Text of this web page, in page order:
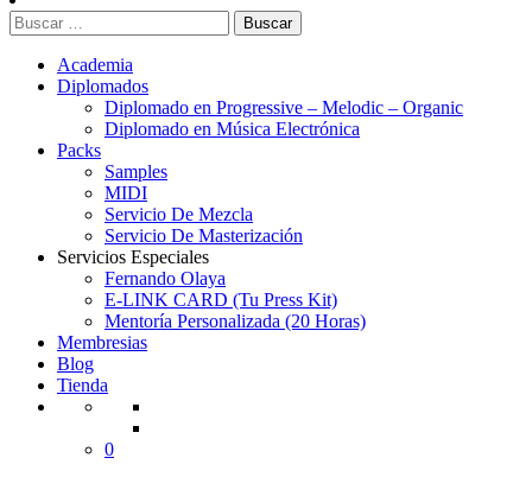
Buscar:
Academia
Diplomados
Diplomado en Progressive – Melodic – Organic
Diplomado en Música Electrónica
Packs
Samples
MIDI
Servicio De Mezcla
Servicio De Masterización
Servicios Especiales
Fernando Olaya
E-LINK CARD (Tu Press Kit)
Mentoría Personalizada (20 Horas)
Membresias
Blog
Tienda
0